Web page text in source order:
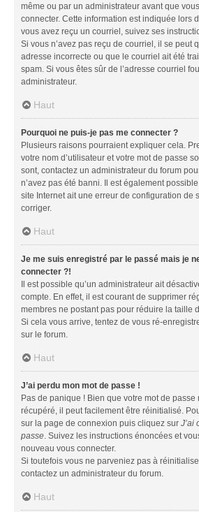
même ou par un administrateur avant que
connecter. Cette information est indiquée lors
vous avez reçu un courriel, suivez ses
Si vous n’avez pas reçu de courriel, il se peut
adresse incorrecte ou que le courriel ait été
spam. Si vous êtes sûr de l’adresse courriel
administrateur.
Haut
Pourquoi ne puis-je pas me connecter ?
Plusieurs raisons pourraient expliquer cela.
votre nom d’utilisateur et votre mot de passe
sont, contactez un administrateur du forum
n’avez pas été banni. Il est également
site Internet ait une erreur de configuration de
corriger.
Haut
Je me suis enregistré par le passé mais je
connecter ?!
Il est possible qu’un administrateur ait
compte. En effet, il est courant de supprimer
membres ne postant pas pour réduire la taille
Si cela vous arrive, tentez de vous ré-
sur le forum.
Haut
J’ai perdu mon mot de passe !
Pas de panique ! Bien que votre mot de passe
récupéré, il peut facilement être réinitialisé.
sur la page de connexion puis cliquez sur J’ai
passe. Suivez les instructions énoncées et
nouveau vous connecter.
Si toutefois vous ne parveniez pas à
contactez un administrateur du forum.
Haut